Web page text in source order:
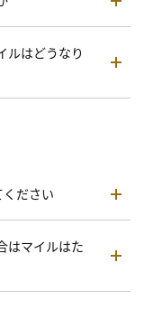
ルはどうなり
ださい
はマイルはた